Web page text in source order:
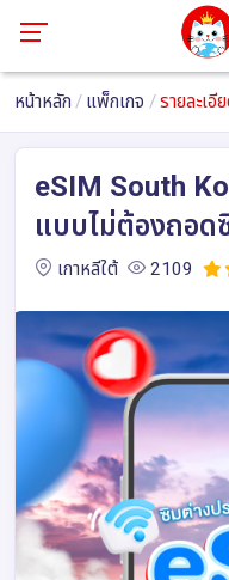
หน้าหลัก แพ็กเกจ รายละเอี
eSIM South
แบบไม่ต้องถอด
เกาหลีใต้ 2109